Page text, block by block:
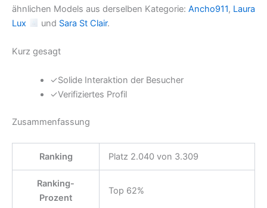
ähnlichen Models aus derselben Kategorie: Ancho911, Laura
Lux
und Sara St Clair.
Kurz gesagt
✓Solide Interaktion der Besucher
✓Verifiziertes Profil
Zusammenfassung
Ranking Platz 2.040 von 3.309
Ranking-
Prozent
Top 62%